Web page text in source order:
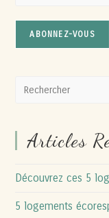
Articles
Découvrez ces 5
5 logements